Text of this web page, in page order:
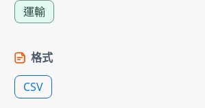
運輸
格式
CSV